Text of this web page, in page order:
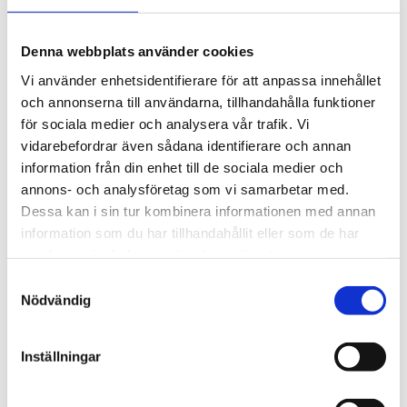
Denna webbplats använder cookies
Vi använder enhetsidentifierare för att anpassa innehållet
och annonserna till användarna, tillhandahålla funktioner
för sociala medier och analysera vår trafik. Vi
vidarebefordrar även sådana identifierare och annan
information från din enhet till de sociala medier och
annons- och analysföretag som vi samarbetar med.
Dessa kan i sin tur kombinera informationen med annan
information som du har tillhandahållit eller som de har
Nödvändig
Inställningar
säkerhetsfunktioner och Layer 2+-verktyg, vilket
nätverksinfrastruktur.
Mer om produkten:EnGenius ECS5512FP Cloud
Managed 10-Gigabit PoE++ Switch
STÄLL EN FRÅGA OM PRODUKTEN
Viktigaste egenskaper Kort teknisk
Omdömen